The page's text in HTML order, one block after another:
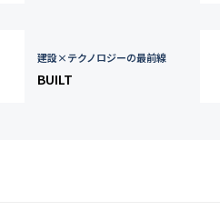
建設×テクノロジーの最前線
BUILT